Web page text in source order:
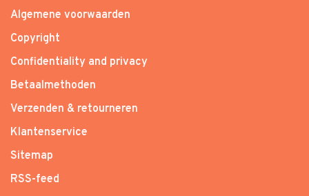
Algemene voorwaarden
Copyright
Confidentiality and privacy
Betaalmethoden
Verzenden & retourneren
Klantenservice
Sitemap
RSS-feed